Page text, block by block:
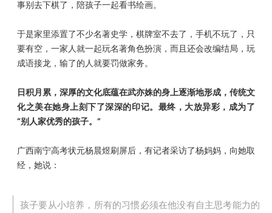
事别去下棋了，陪孩子一起看书绘画。
于是家里添置了不少名著史学，棋牌室不去了，手机不玩了，只
要有空，一家人就一起玩名著角色扮演，而且还会改编结局， 玩
成语接龙，输了的人就要罚做家务。
日积月累，深厚的文化底蕴在武亦姝的身上逐渐地形成，传统文
化之美在她身上刻下了深深的印记。 最终，大放异彩，成为了
“别人家优秀的孩子。”
广西南宁高考状元杨晨煜刷屏后，有记者采访了杨妈妈，向她取
经，她说：
孩子要从小培养，所有的习惯必须在他没有自主思考能力的